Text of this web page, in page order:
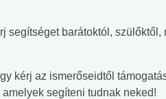
segítséget barátoktól, szülőktől,
kérj az ismerőseidtől
segíteni tudnak neked!